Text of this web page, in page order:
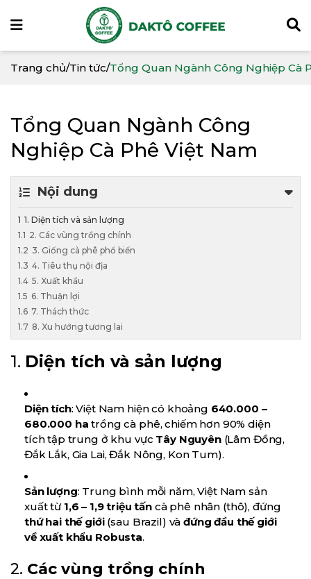
Trang chủ/Tin tức/Tổng Quan Ngành Công Nghiệp Cà
Tổng Quan Ngành Công
Nghiệp Cà Phê Việt Nam
Nội dung
1. Diện tích và sản lượng
2. Các vùng trồng chính
3. Giống cà phê phổ biến
4. Tiêu thụ nội địa
5. Xuất khẩu
6. Thuận lợi
7. Thách thức
8. Xu hướng tương lai
1. Diện tích và sản lượng
Diện tích: Việt Nam hiện có khoảng 640.000 –
680.000 ha trồng cà phê, chiếm hơn 90% diện
tích tập trung ở khu vực Tây Nguyên(Lâm Đồng,
Đắk Lắk, Gia Lai, Đắk Nông, Kon Tum).
Sản lượng: Trung bình mỗi năm, Việt Nam sản
xuất từ 1,6 – 1,9 triệu tấncà phê nhân (thô), đứng
thứ hai thế giới(sau Brazil) vàđứng đầu thế giới
về xuất khẩu Robusta.
2. Các vùng trồng chính